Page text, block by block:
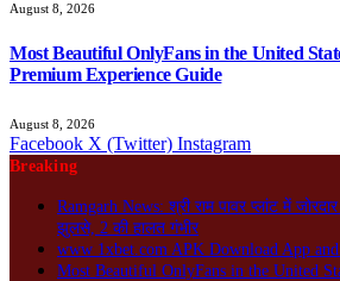
August 8, 2026
Most Beautiful OnlyFans in the United
Premium Experience Guide
August 8, 2026
Facebook X (Twitter) Instagram
Breaking
Ramgarh News: श्री राम पावर प्लांट में
झुलसे, 2 की हालत गंभीर
www 1xbet.com APK Download App
Most Beautiful OnlyFans in the United